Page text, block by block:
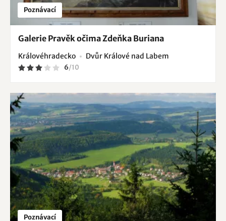
Poznávací
Galerie Pravěk očima Zdeňka Buriana
Královéhradecko Dvůr Králové nad Labem
6/10
Poznávací